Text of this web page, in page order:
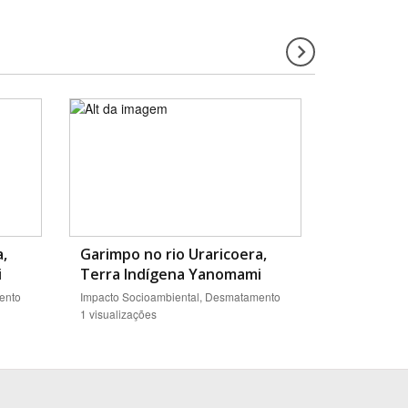
Garimpo no rio Uraricoera,
Terra Indígena Yanomami
Impacto Socioambiental, Desmatamento
1 visualizações